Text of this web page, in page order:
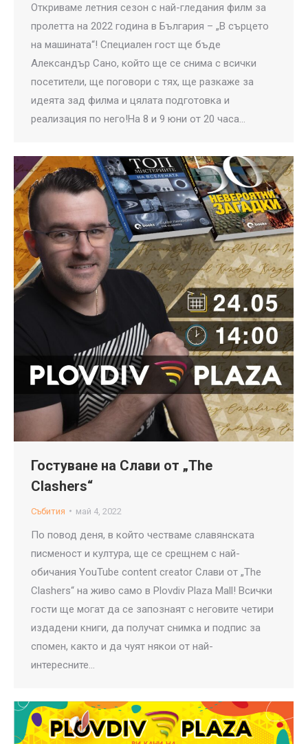
Откриваме летния сезон с най-гледания филм за
пролетта на 2022 година в България – „В сърцето
на машината“! Специален гост ще бъде
Александър Сано, който ще се снима с всички
посетители, ще поговори с тях, ще разкаже за
идеята зад филма и цялата подготовка и
реализация по него!На 8 и 9 юни от 20 часа…
Гостуване на Слави от „The
Clashers“
Събития май 4, 2022
По повод деня, в който честваме славянската
писменост и култура, ще се срещнем с най-
обичания YouTube content creator Слави от „The
Clashers“ на живо само в Plovdiv Plaza Mall! Всички
гости ще могат да се запознаят с неговите четири
издадени книги, да получат снимка и подпис за
спомен, както и да чуят някои от най-
интересните…